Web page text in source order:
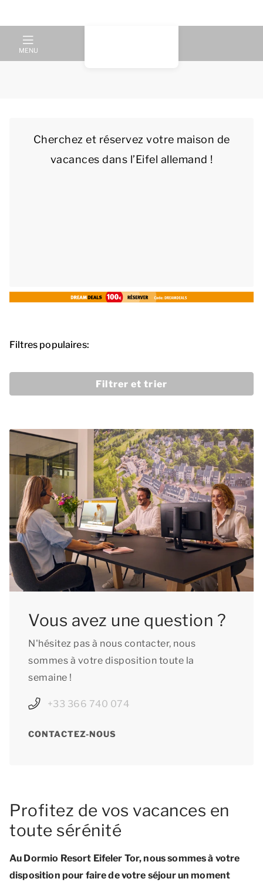
MENU
Cherchez et réservez votre maison de
vacances dans l’Eifel allemand !
Filtres populaires:
Filtrer et trier
Vous avez une question ?
N'hésitez pas à nous contacter, nous
sommes à votre disposition toute la
semaine !
+33 366 740 074
CONTACTEZ-NOUS
Profitez de vos vacances en
toute sérénité
Au Dormio Resort Eifeler Tor, nous sommes à votre
disposition pour faire de votre séjour un moment